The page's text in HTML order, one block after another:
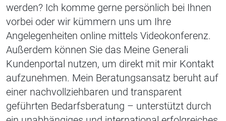
werden? Ich komme gerne persönlich bei Ihnen
vorbei oder wir kümmern uns um Ihre
Angelegenheiten online mittels Videokonferenz.
Außerdem können Sie das Meine Generali
Kundenportal nutzen, um direkt mit mir Kontakt
aufzunehmen. Mein Beratungsansatz beruht auf
einer nachvollziehbaren und transparent
geführten Bedarfsberatung – unterstützt durch